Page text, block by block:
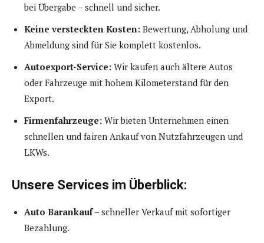
bei Übergabe – schnell und sicher.
Keine versteckten Kosten: Bewertung, Abholung und
Abmeldung sind für Sie komplett kostenlos.
Autoexport-Service: Wir kaufen auch ältere Autos
oder Fahrzeuge mit hohem Kilometerstand für den
Export.
Firmenfahrzeuge: Wir bieten Unternehmen einen
schnellen und fairen Ankauf von Nutzfahrzeugen und
LKWs.
Unsere Services im Überblick:
Auto Barankauf– schneller Verkauf mit sofortiger
Bezahlung.